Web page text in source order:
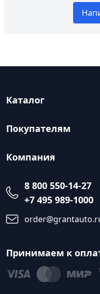
Каталог
Покупателям
Компания
8 800 550-14-27
+7 495 989-1000
Принимаем к